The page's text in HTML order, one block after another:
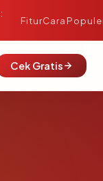
FiturCara
Cek Gratis